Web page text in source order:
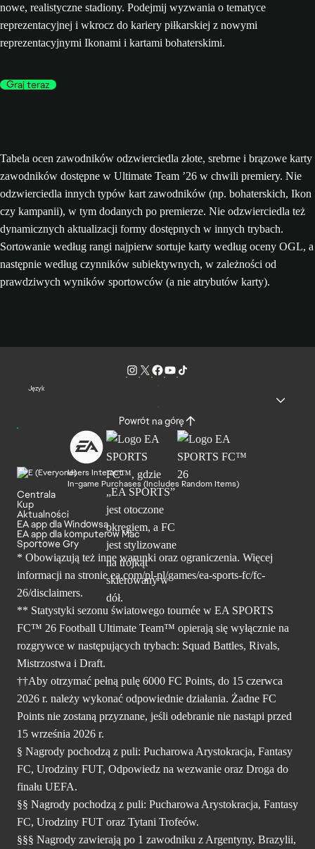
nowe, realistyczne stadiony. Podejmij wyzwania o tematyce
reprezentacyjnej i wkrocz do kariery piłkarskiej z nowymi
reprezentacyjnymi Ikonami i kartami bohaterskimi.
Graj teraz
Tabela ocen zawodników odzwierciedla złote, srebrne i brązowe karty
zawodników dostępne w Ultimate Team ’26 w chwili premiery. Nie
odzwierciedla innych typów kart zawodników (np. bohaterskich, Ikon
czy kampanii), w tym dodanych po premierze. Nie odzwierciedla też
dynamicznych aktualizacji formy dostępnych w innych trybach.
Sortowanie według rangi najpierw sortuje karty według oceny OGL, a
następnie według czynników subiektywnych, w zależności od
prawdziwych wyników sportowców (a nie atrybutów karty).
Język
Powrót na górę
Users Interact
In-game Purchases (Includes Random Items)
Centrala
Kup
Aktualności
EA app dla Windowsa
EA app dla komputerów Mac
Sportowe Gry
* Obowiązują też inne warunki oraz ograniczenia. Więcej
informacji na stronie ea.com/pl-pl/games/ea-sports-fc/fc-
26/disclaimers.
** Statystyki sezonu światowego tournée w EA SPORTS
FC™ 26 Football Ultimate Team™ opierają się wyłącznie na
rozgrywce w następujących trybach: Squad Battles, Rivals,
Mistrzostwa i Draft.
††Aby otrzymać pełną pulę 6000 FC Points, do 15 czerwca
2026 r. należy wykonać odpowiednie działania. Żadne FC
Points nie zostaną przyznane, jeśli odebranie nie nastąpi przed
15 września 2026 r.
§ Nagrody pochodzą z puli: Pucharowa Arystokracja, Fantasy
FC, Urodziny FUT, Odpowiedz na wezwanie oraz Droga do
finału UEFA.
§§ Nagrody pochodzą z puli: Pucharowa Arystokracja, Fantasy
FC, Urodziny FUT oraz Tytani Trofeów.
§§§ Nagrody zawierają po 1 zawodniku z Argentyny, Brazylii,